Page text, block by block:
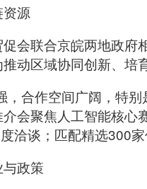
源
会联合京皖两地政
动区域协同创新、培
，合作空间广阔，特
会聚焦人工智能核
洽谈；匹配精选300家
政策